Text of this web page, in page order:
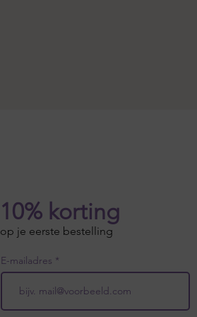
10% korting
op je eerste bestelling
E-mailadres